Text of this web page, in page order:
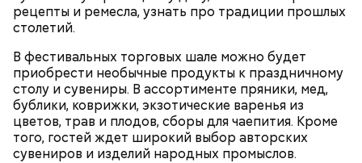
рецепты и ремесла, узнать про традиции прошлых
столетий.
В фестивальных торговых шале можно будет
приобрести необычные продукты к праздничному
столу и сувениры. В ассортименте пряники, мед,
бублики, коврижки, экзотические варенья из
цветов, трав и плодов, сборы для чаепития. Кроме
того, гостей ждет широкий выбор авторских
сувениров и изделий народных промыслов.